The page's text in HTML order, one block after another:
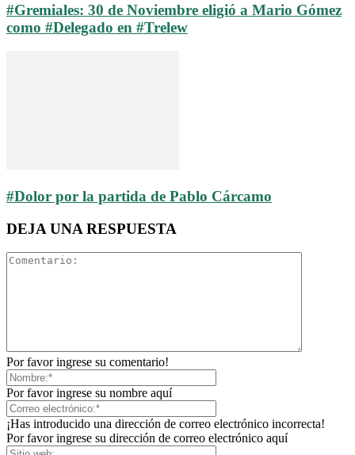
#Gremiales: 30 de Noviembre eligió a Mario Gómez
como #Delegado en #Trelew
#Dolor por la partida de Pablo Cárcamo
DEJA UNA RESPUESTA
Por favor ingrese su comentario!
Por favor ingrese su nombre aquí
¡Has introducido una dirección de correo electrónico incorrecta!
Por favor ingrese su dirección de correo electrónico aquí